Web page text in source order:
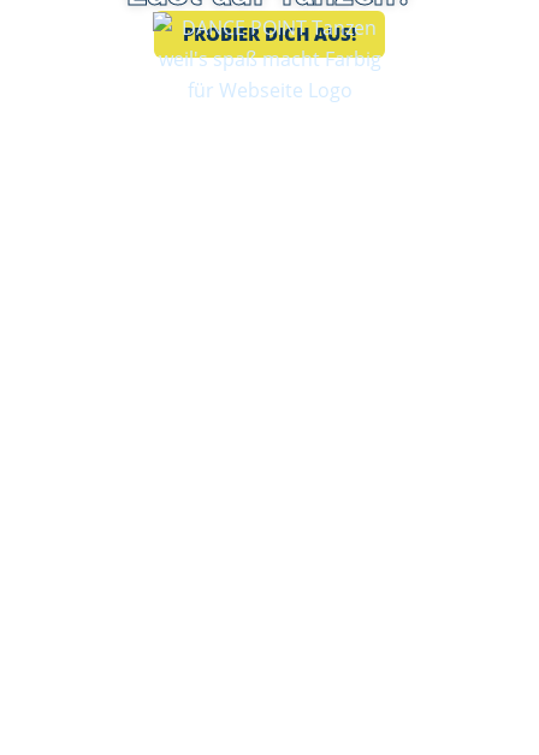
PROBIER DICH AUS!